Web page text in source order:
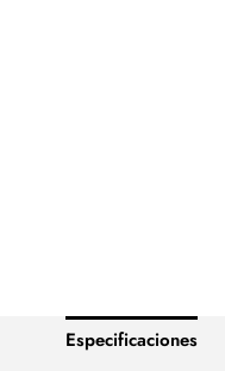
Especificaciones